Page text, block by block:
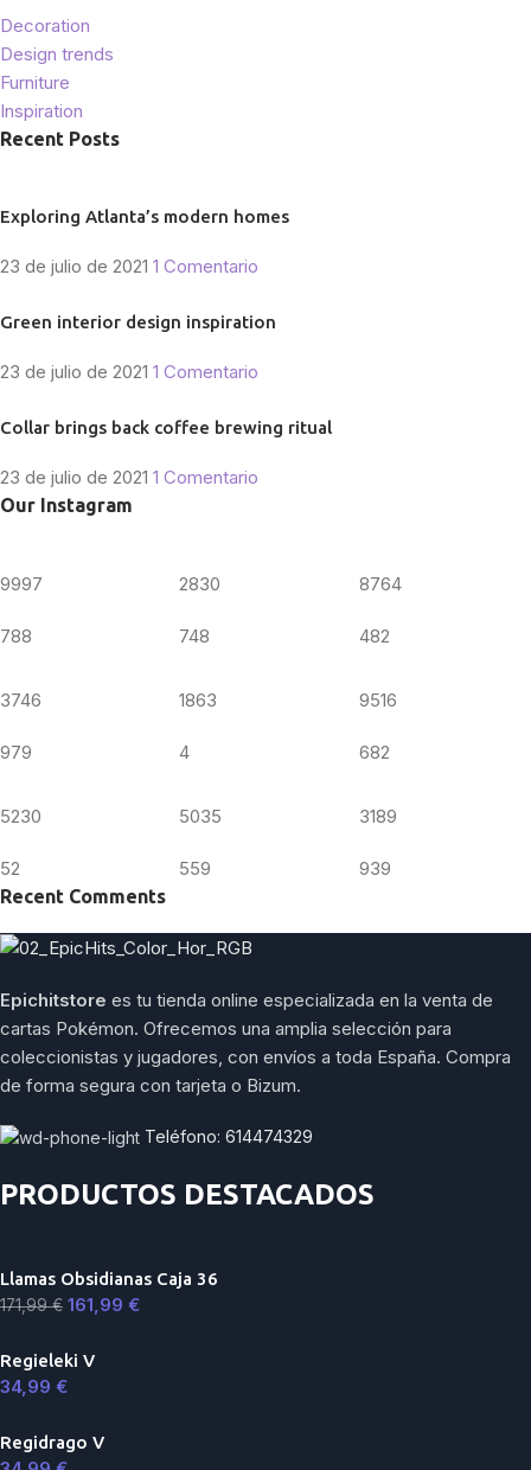
Decoration
Design trends
Furniture
Inspiration
Recent Posts
Exploring Atlanta’s modern homes
23 de julio de 2021 1 Comentario
Green interior design inspiration
23 de julio de 2021 1 Comentario
Collar brings back coffee brewing ritual
23 de julio de 2021 1 Comentario
Our Instagram
9997
788
2830
748
8764
482
3746
979
1863
4
9516
682
5230
52
5035
559
3189
939
Recent Comments
Epichitstore es tu tienda online especializada en la venta de
cartas Pokémon. Ofrecemos una amplia selección para
coleccionistas y jugadores, con envíos a toda España. Compra
de forma segura con tarjeta o Bizum.
Teléfono: 614474329
PRODUCTOS DESTACADOS
Llamas Obsidianas Caja 36
171,99€ 161,99 €
Regieleki V
34,99 €
Regidrago V